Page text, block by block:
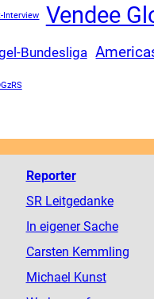
Interview Vendee
Bundesliga
Reporter
SR Leitgedanke
In eigener Sache
Carsten Kemmling
Michael Kunst